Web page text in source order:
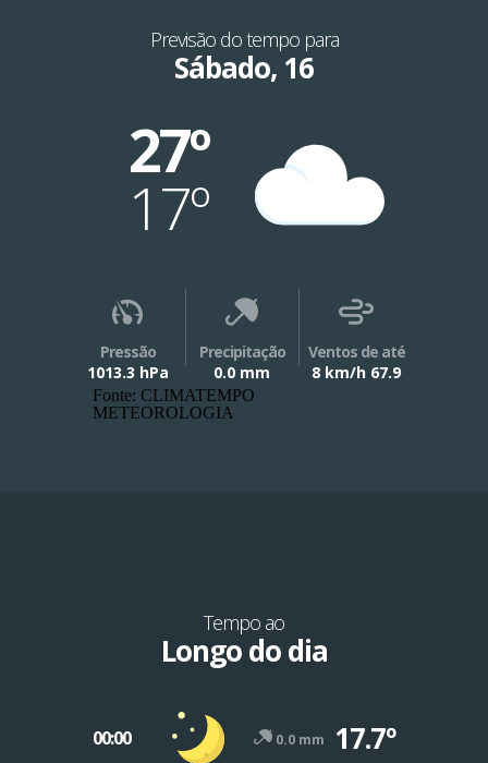
Previsão do tempo para
Sábado, 16
27º
17º
Pressão
1013.3 hPa
Precipitação
0.0 mm
Ventos de até
8 km/h 67.9
Fonte: CLIMATEMPO
METEOROLOGIA
Tempo ao
Longo do dia
00:00 0.0 mm 17.7º